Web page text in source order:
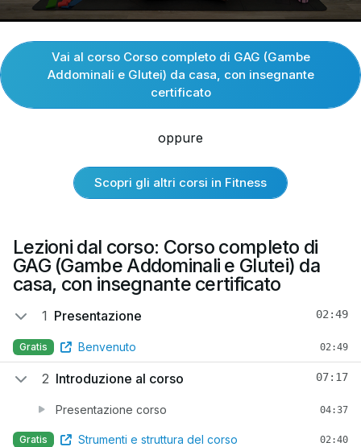
Vai al corso Corso completo di GAG (Gambe
Addominali e Glutei) da casa, con insegnante
certificato
oppure
Scopri gli altri corsi in Fitness
Lezioni dal corso: Corso completo di
GAG (Gambe Addominali e Glutei) da
casa, con insegnante certificato
1 Presentazione 02:49
Gratis Benvenuto 02:49
2 Introduzione al corso 07:17
Presentazione corso 04:37
Gratis Strumenti e struttura del corso 02:40